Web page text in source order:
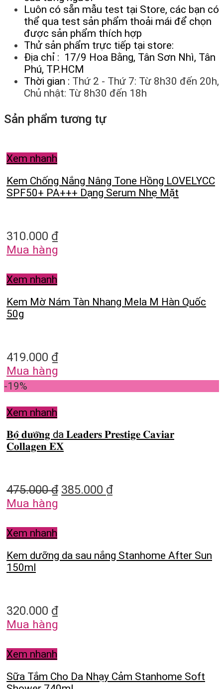
Luôn có sẵn mẫu test tại Store, các bạn có
thể qua test sản phẩm thoải mái để chọn
được sản phẩm thích hợp
Thử sản phẩm trực tiếp tại store:
Địa chỉ : 17/9 Hoa Bằng, Tân Sơn Nhì, Tân
Phú, TP.HCM
Thời gian : Thứ 2 - Thứ 7: Từ 8h30 đến 20h,
Chủ nhật: Từ 8h30 đến 18h
Sản phẩm tương tự
Xem nhanh
Kem Chống Nắng Nâng Tone Hồng LOVELYCC
SPF50+ PA+++ Dạng Serum Nhẹ Mặt
310.000 ₫
Mua hàng
Xem nhanh
Kem Mờ Nám Tàn Nhang Mela M Hàn Quốc
50g
419.000 ₫
Mua hàng
-19%
Xem nhanh
𝐁𝐨̣̂ 𝐝𝐮̛𝐨̛̃𝐧𝐠 da 𝐋𝐞𝐚𝐝𝐞𝐫𝐬 𝐏𝐫𝐞𝐬𝐭𝐢𝐠𝐞 𝐂𝐚𝐯𝐢𝐚𝐫
𝐂𝐨𝐥𝐥𝐚𝐠𝐞𝐧 𝐄𝐗
475.000₫ 385.000 ₫
Mua hàng
Xem nhanh
Kem dưỡng da sau nắng Stanhome After Sun
150ml
320.000 ₫
Mua hàng
Xem nhanh
Sữa Tắm Cho Da Nhạy Cảm Stanhome Soft